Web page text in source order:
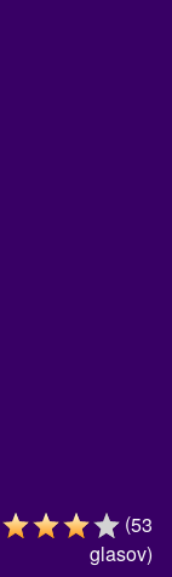
(53
glasov)